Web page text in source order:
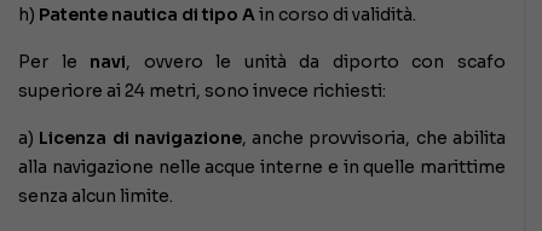
h) Patente nautica di tipo Ain corso di validità.
Per le navi, ovvero le unità da diporto con scafo
superiore ai 24 metri, sono invece richiesti:
a) Licenza di navigazione, anche provvisoria, che abilita
alla navigazione nelle acque interne e in quelle marittime
senza alcun limite.